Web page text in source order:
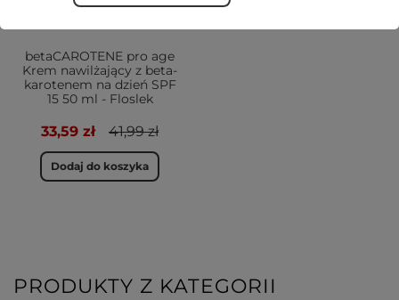
betaCAROTENE pro age
Krem nawilżający z beta-
karotenem na dzień SPF
15 50 ml - Floslek
33,59 zł 41,99 zł
Dodaj do koszyka
PRODUKTY Z KATEGORII